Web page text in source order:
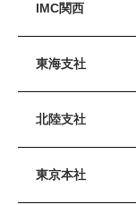
IMC関西
東海支社
北陸支社
東京本社